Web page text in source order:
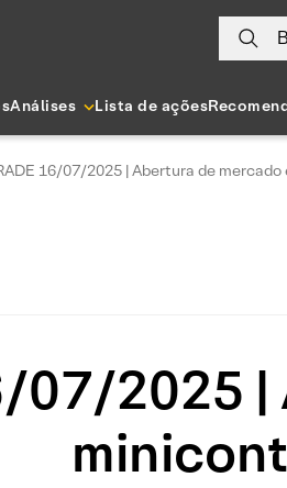
Análises Lista de ações
16/07/2025 | Abertura de
07/2025